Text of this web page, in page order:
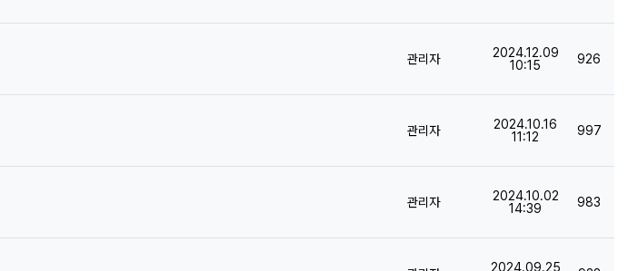
등록자
관리자 등록일
2024.12.09
10:15
조회
926
등록자
관리자 등록일
2024.10.16
11:12
조회
997
등록자
관리자 등록일
2024.10.02
14:39
조회
983
등록일
2024.09.25